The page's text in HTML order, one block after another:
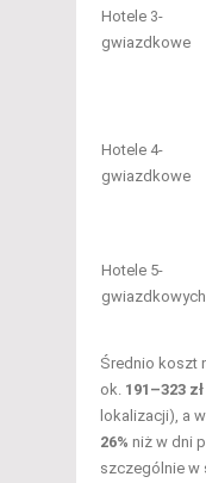
Hotele 3-
gwiazdkowe
Hotele 4-
gwiazdkowe
Hotele 5-
gwiazdkowych
Średnio koszt
ok. 191–323
lokalizacji), a
26% niż w dni
szczególnie w